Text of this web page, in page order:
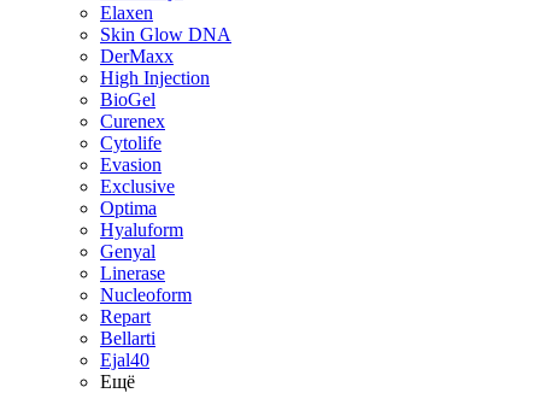
Elaxen
Skin Glow DNA
DerMaxx
High Injection
BioGel
Curenex
Cytolife
Evasion
Exclusive
Optima
Hyaluform
Genyal
Linerase
Nucleoform
Repart
Bellarti
Ejal40
Ещё